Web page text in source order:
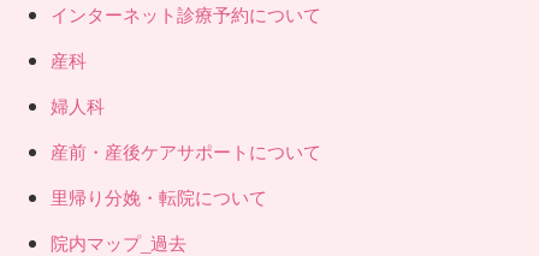
インターネット診療予約について
産科
婦人科
産前・産後ケアサポートについて
里帰り分娩・転院について
院内マップ_過去